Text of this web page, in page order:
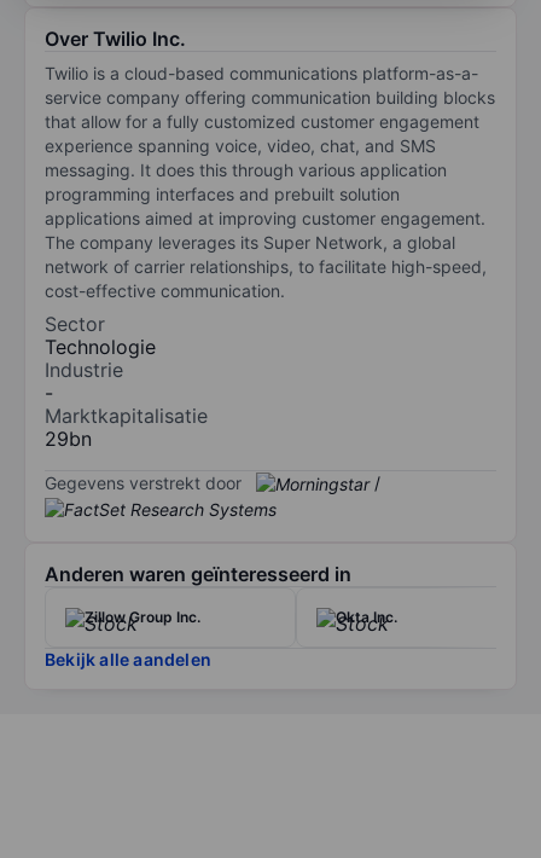
Over Twilio Inc.
Twilio is a cloud-based communications platform-as-a-
service company offering communication building blocks
that allow for a fully customized customer engagement
experience spanning voice, video, chat, and SMS
messaging. It does this through various application
programming interfaces and prebuilt solution
applications aimed at improving customer engagement.
The company leverages its Super Network, a global
network of carrier relationships, to facilitate high-speed,
cost-effective communication.
Sector
Technologie
Industrie
-
Marktkapitalisatie
29bn
Gegevens verstrekt door /
Anderen waren geïnteresseerd in
Zillow Group Inc. Okta Inc.
Bekijk alle aandelen